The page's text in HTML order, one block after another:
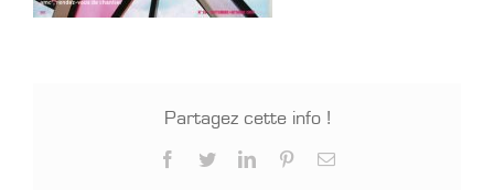
Partagez cette info !
Facebook
TwitterLinkedInPinterestEmail